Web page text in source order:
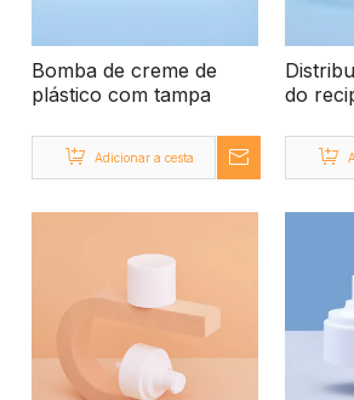
Bomba de creme de
plástico com tampa
Adicionar a cesta
do
creme
para